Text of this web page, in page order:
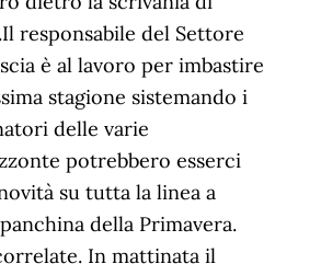
responsabile del Settore
è al lavoro per imbastire
stagione sistemando i
delle varie
potrebbero esserci
su tutta la linea a
della Primavera.
In mattinata il